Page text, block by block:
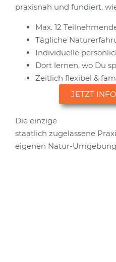
praxisnah und fundiert,
Max. 12
Tägliche
Individuelle
Dort lernen, wo Du
Zeitlich flexibel &
JETZT
Die einzige
staatlich zugelassene
eigenen Natur-